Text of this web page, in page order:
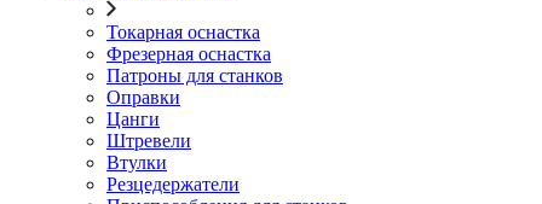
Токарная оснастка
Фрезерная оснастка
Патроны для станков
Оправки
Цанги
Штревели
Втулки
Резцедержатели